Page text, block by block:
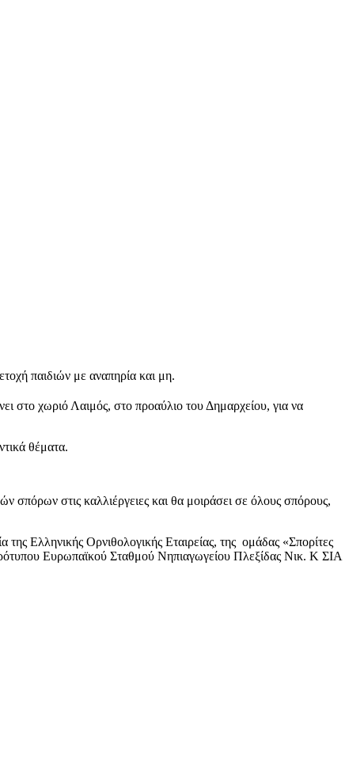
παιδιών με αναπηρία και μη.
στο χωριό Λαιμός, στο προαύλιο του Δημαρχείου, για να
θέματα.
σπόρων στις καλλιέργειες και θα μοιράσει σε όλους σπόρους,
Ελληνικής Ορνιθολογικής Εταιρείας, της ομάδας «Σπορίτες
Ευρωπαϊκού Σταθμού Νηπιαγωγείου Πλεξίδας Νικ. Κ ΣΙΑ